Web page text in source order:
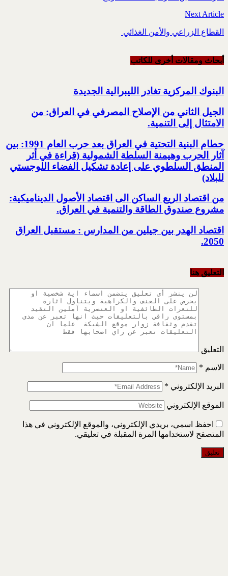
Next Article
القطاع الزراعي والأمن الغذائي‎ ‎
أبحاث ومقالات أخرى للکاتب
البنوك المركزية تغادر الليبرالية الجديدة
الجيل الثاني من الإصلاح المصرفي في العراق: من
الامتثال إلى التنمية.‏
حطام البنية التحتية في العراق بعد حرب العام 1991: بين
آثار الحرب وهيمنة السلطة الشمولية‎ ‏(قراءة في أثر
المنطق السلطوي على إعادة تشكيل الفضاء اللوجستي
للبلاد)‏
من اقتصاد الريع الساكن الى اقتصاد الأصول الديناميكية:
مشروع صندوق الطاقة والتنمية في العراق‎.
اقتصاد الهدر بين جيلين من المدارس : مستقبل العراق
2050‏‎.‎
التعليق هنا
التعليق
الاسم *
البريد الإلكتروني *
الموقع الإلكتروني
احفظ اسمي، بريدي الإلكتروني، والموقع الإلكتروني في هذا
المتصفح لاستخدامها المرة المقبلة في تعليقي.